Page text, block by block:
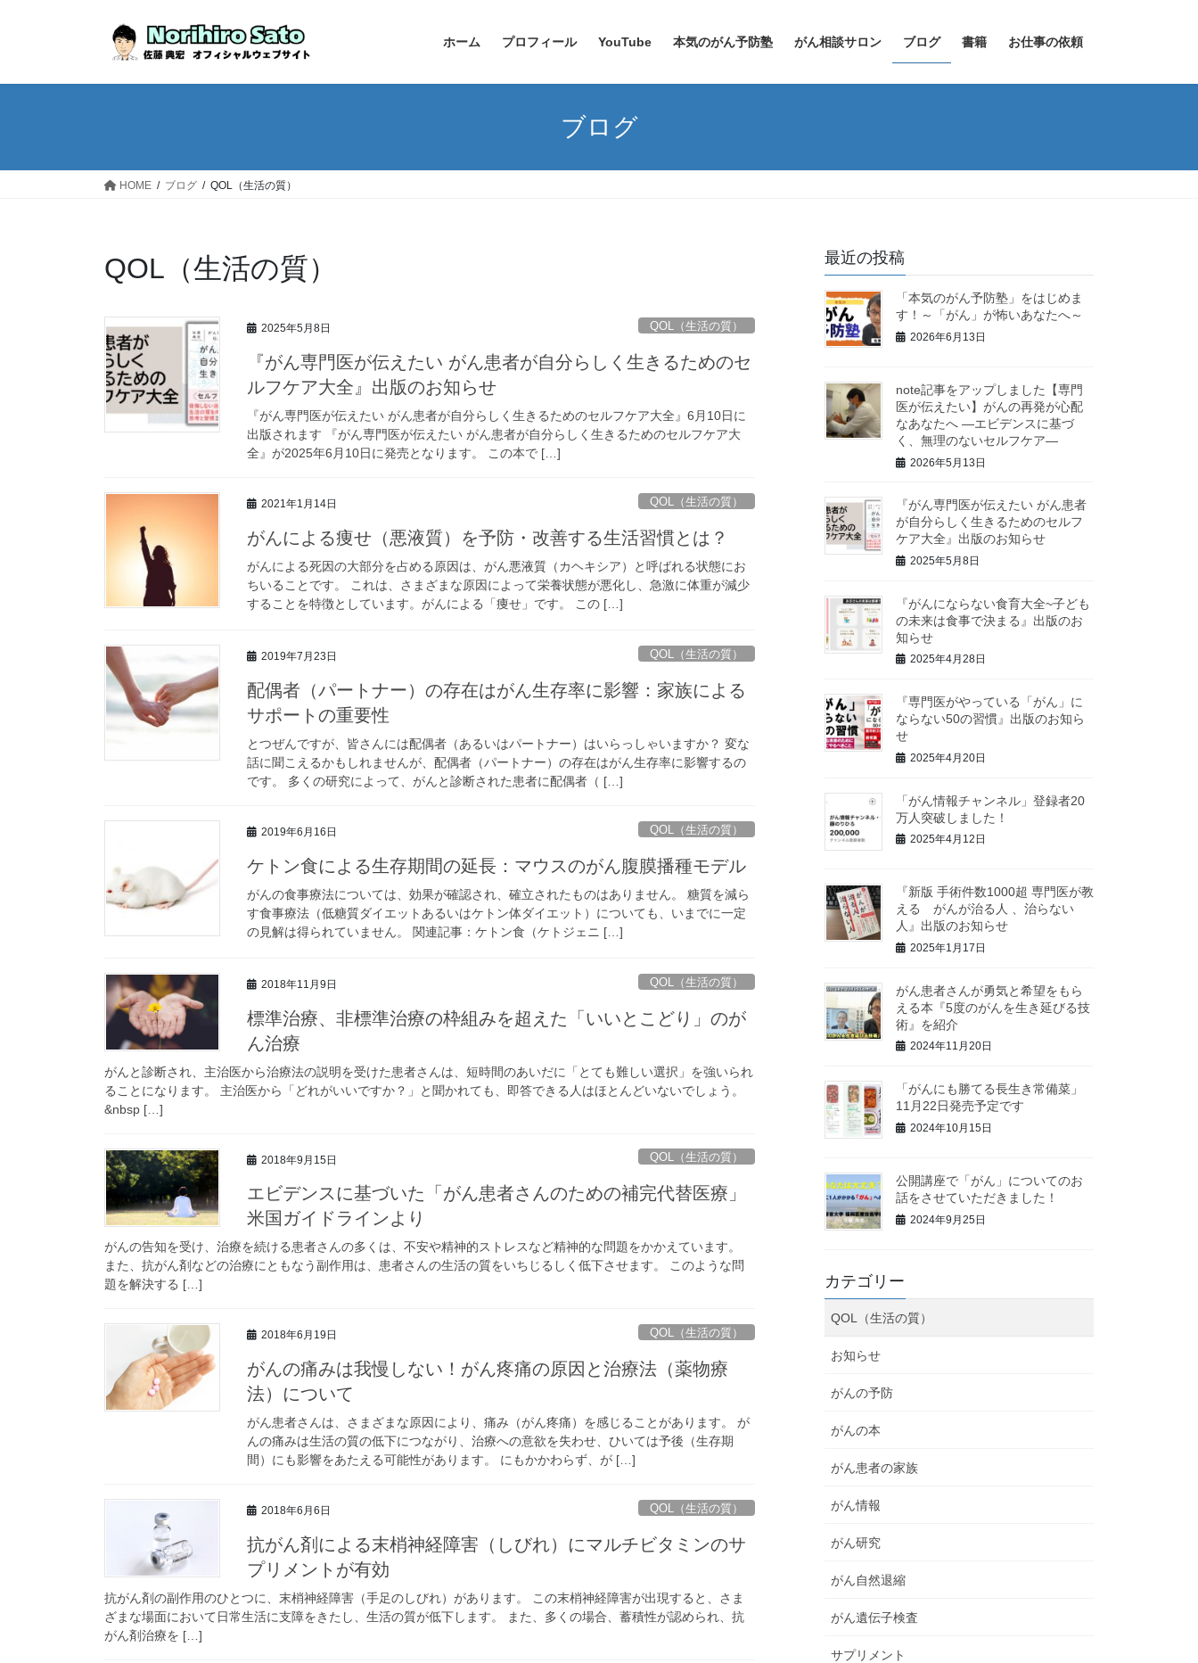
ホーム プロフィール YouTube 本気のがん予防塾 がん相談サロン ブログ 書籍 お仕事の依頼
ブログ
HOME ブログ QOL（生活の質）
QOL（生活の質）
2025年5月8日 QOL（生活の質）
『がん専門医が伝えたい がん患者が自分らしく生きるためのセ
ルフケア大全』出版のお知らせ
『がん専門医が伝えたい がん患者が自分らしく生きるためのセルフケア大全』6月10日に
出版されます 『がん専門医が伝えたい がん患者が自分らしく生きるためのセルフケア大
全』が2025年6月10日に発売となります。 この本で […]
2021年1月14日 QOL（生活の質）
がんによる痩せ（悪液質）を予防・改善する生活習慣とは？
がんによる死因の大部分を占める原因は、がん悪液質（カヘキシア）と呼ばれる状態にお
ちいることです。 これは、さまざまな原因によって栄養状態が悪化し、急激に体重が減少
することを特徴としています。がんによる「痩せ」です。 この […]
2019年7月23日 QOL（生活の質）
配偶者（パートナー）の存在はがん生存率に影響：家族による
サポートの重要性
とつぜんですが、皆さんには配偶者（あるいはパートナー）はいらっしゃいますか？ 変な
話に聞こえるかもしれませんが、配偶者（パートナー）の存在はがん生存率に影響するの
です。 多くの研究によって、がんと診断された患者に配偶者（ […]
2019年6月16日 QOL（生活の質）
ケトン食による生存期間の延長：マウスのがん腹膜播種モデル
がんの食事療法については、効果が確認され、確立されたものはありません。 糖質を減ら
す食事療法（低糖質ダイエットあるいはケトン体ダイエット）についても、いまでに一定
の見解は得られていません。 関連記事：ケトン食（ケトジェニ […]
2018年11月9日 QOL（生活の質）
標準治療、非標準治療の枠組みを超えた「いいとこどり」のが
ん治療
がんと診断され、主治医から治療法の説明を受けた患者さんは、短時間のあいだに「とても難しい選択」を強いられ
ることになります。 主治医から「どれがいいですか？」と聞かれても、即答できる人はほとんどいないでしょう。
&nbsp […]
2018年9月15日 QOL（生活の質）
エビデンスに基づいた「がん患者さんのための補完代替医療」
米国ガイドラインより
がんの告知を受け、治療を続ける患者さんの多くは、不安や精神的ストレスなど精神的な問題をかかえています。
また、抗がん剤などの治療にともなう副作用は、患者さんの生活の質をいちじるしく低下させます。 このような問
題を解決する […]
2018年6月19日 QOL（生活の質）
がんの痛みは我慢しない！がん疼痛の原因と治療法（薬物療
法）について
がん患者さんは、さまざまな原因により、痛み（がん疼痛）を感じることがあります。 が
んの痛みは生活の質の低下につながり、治療への意欲を失わせ、ひいては予後（生存期
間）にも影響をあたえる可能性があります。 にもかかわらず、が […]
2018年6月6日 QOL（生活の質）
抗がん剤による末梢神経障害（しびれ）にマルチビタミンのサ
プリメントが有効
抗がん剤の副作用のひとつに、末梢神経障害（手足のしびれ）があります。 この末梢神経障害が出現すると、さま
ざまな場面において日常生活に支障をきたし、生活の質が低下します。 また、多くの場合、蓄積性が認められ、抗
がん剤治療を […]
最近の投稿
「本気のがん予防塾」をはじめま
す！～「がん」が怖いあなたへ～
2026年6月13日
note記事をアップしました【専門
医が伝えたい】がんの再発が心配
なあなたへ ―エビデンスに基づ
く、無理のないセルフケア―
2026年5月13日
『がん専門医が伝えたい がん患者
が自分らしく生きるためのセルフ
ケア大全』出版のお知らせ
2025年5月8日
『がんにならない食育大全~子ども
の未来は食事で決まる』出版のお
知らせ
2025年4月28日
『専門医がやっている「がん」に
ならない50の習慣』出版のお知ら
せ
2025年4月20日
「がん情報チャンネル」登録者20
万人突破しました！
2025年4月12日
『新版 手術件数1000超 専門医が教
える がんが治る人 、治らない
人』出版のお知らせ
2025年1月17日
がん患者さんが勇気と希望をもら
える本『5度のがんを生き延びる技
術』を紹介
2024年11月20日
「がんにも勝てる長生き常備菜」
11月22日発売予定です
2024年10月15日
公開講座で「がん」についてのお
話をさせていただきました！
2024年9月25日
カテゴリー
QOL（生活の質）
お知らせ
がんの予防
がんの本
がん患者の家族
がん情報
がん研究
がん自然退縮
がん遺伝子検査
サプリメント